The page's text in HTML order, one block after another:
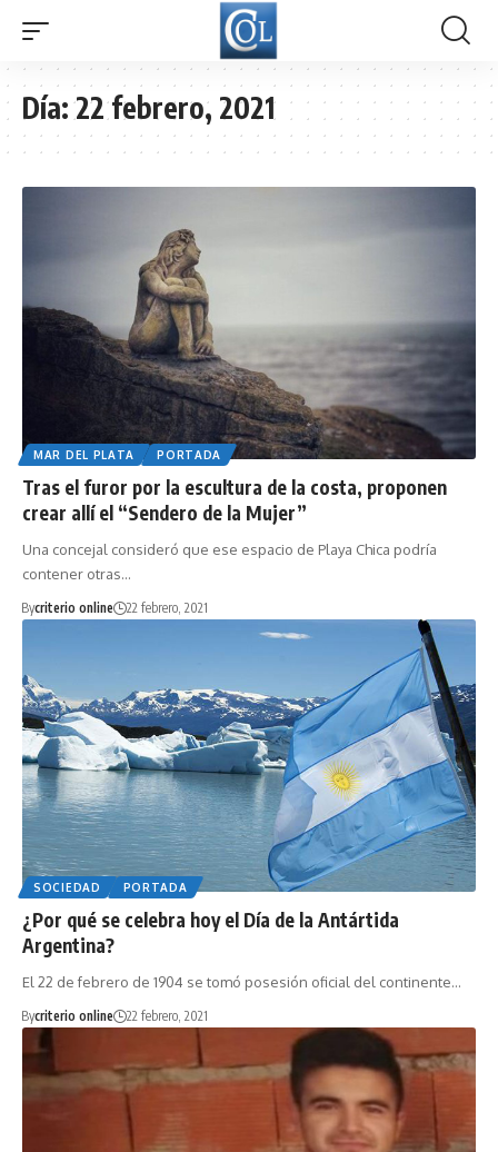
Día:22 febrero, 2021
MAR DEL PLATA PORTADA
Tras el furor por la escultura de la costa, proponen
crear allí el “Sendero de la Mujer”
Una concejal consideró que ese espacio de Playa Chica podría
contener otras…
Bycriterio online 22 febrero, 2021
SOCIEDAD PORTADA
¿Por qué se celebra hoy el Día de la Antártida
Argentina?
El 22 de febrero de 1904 se tomó posesión oficial del continente…
Bycriterio online 22 febrero, 2021